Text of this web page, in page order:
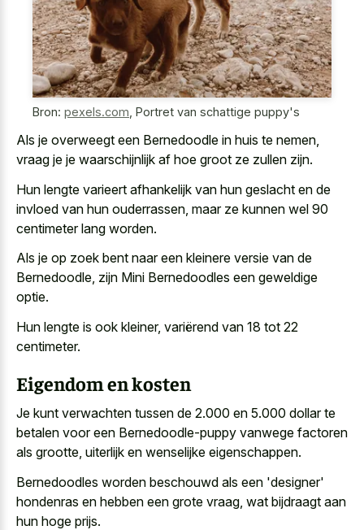
Bron: pexels.com Portret van schattige puppy's
Als je overweegt een Bernedoodle in huis te nemen,
vraag je je waarschijnlijk af hoe groot ze zullen zijn.
Hun lengte varieert afhankelijk van hun geslacht en de
invloed van hun ouderrassen, maar ze kunnen wel 90
centimeter lang worden.
Als je op zoek bent naar een kleinere versie van de
Bernedoodle, zijn Mini Bernedoodles een geweldige
optie.
Hun lengte is ook kleiner, variërend van 18 tot 22
centimeter.
Eigendom en kosten
Je kunt verwachten tussen de 2.000 en 5.000 dollar te
betalen voor een Bernedoodle-puppy vanwege factoren
als grootte, uiterlijk en wenselijke eigenschappen.
Bernedoodles worden beschouwd als een 'designer'
hondenras en hebben een grote vraag, wat bijdraagt aan
hun hoge prijs.